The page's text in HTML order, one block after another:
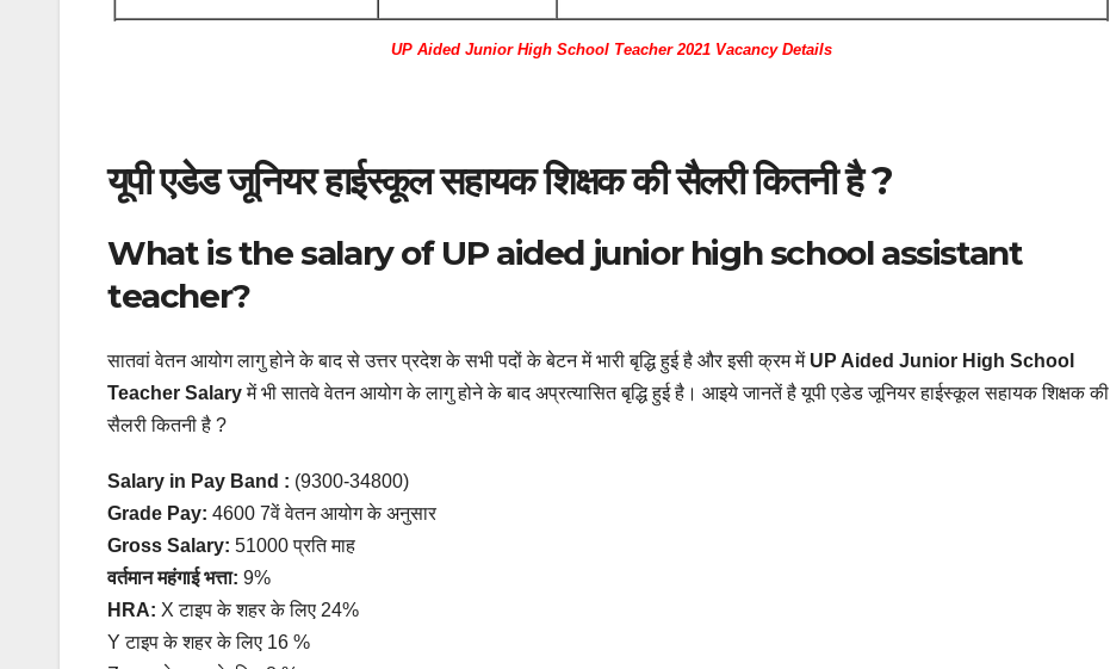
UP Aided Junior High School Teacher 2021 Vacancy Details
यूपी एडेड जूनियर हाईस्कूल सहायक शिक्षक की सैलरी कितनी है ?
What is the salary of UP aided junior high school assistant
teacher?
सातवां वेतन आयोग लागु होने के बाद से उत्तर प्रदेश के सभी पदों के बेटन में भारी बृद्धि हुई है और इसी क्रम में UP Aided Junior High School
Teacher Salaryमें भी सातवे वेतन आयोग के लागु होने के बाद अप्रत्यासित बृद्धि हुई है। आइये जानतें है यूपी एडेड जूनियर हाईस्कूल सहायक शिक्षक की
सैलरी कितनी है ?
Salary in Pay Band : (9300-34800)
Grade Pay: 4600 7वें वेतन आयोग के अनुसार
Gross Salary: 51000 प्रति माह
वर्तमान महंगाई भत्ता: 9%
HRA: X टाइप के शहर के लिए 24%
Y टाइप के शहर के लिए 16 %